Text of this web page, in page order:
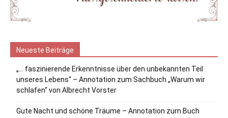
Neueste Beiträge
„… faszinierende Erkenntnisse über den unbekannten Teil
unseres Lebens“ – Annotation zum Sachbuch „Warum wir
schlafen“ von Albrecht Vorster
Gute Nacht und schöne Träume – Annotation zum Buch